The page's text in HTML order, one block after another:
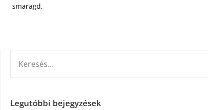
smaragd.
Legutóbbi bejegyzések